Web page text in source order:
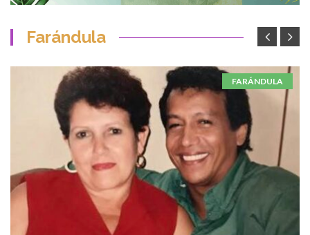
Farándula
FARÁNDULA